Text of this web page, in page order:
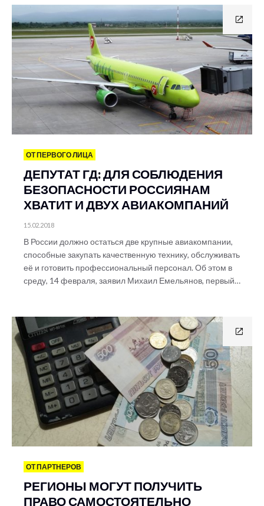
ОТ ПЕРВОГО ЛИЦА
ДЕПУТАТ ГД: ДЛЯ СОБЛЮДЕНИЯ
БЕЗОПАСНОСТИ РОССИЯНАМ
ХВАТИТ И ДВУХ АВИАКОМПАНИЙ
15.02.2018
В России должно остаться две крупные авиакомпании,
способные закупать качественную технику, обслуживать
её и готовить профессиональный персонал. Об этом в
среду, 14 февраля, заявил Михаил Емельянов, первый…
ОТ ПАРТНЕРОВ
РЕГИОНЫ МОГУТ ПОЛУЧИТЬ
ПРАВО САМОСТОЯТЕЛЬНО